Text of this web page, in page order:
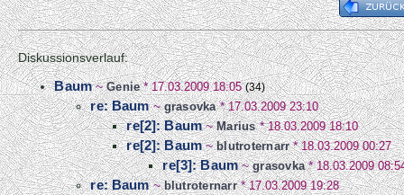
Diskussionsverlauf:
Baum~Genie*17.03.2009 18:05 (34)
re: Baum~grasovka*17.03.2009 23:10
re[2]: Baum~Marius*18.03.2009 18:10
re[2]: Baum~blutroternarr*18.03.2009 00:27
re[3]: Baum~grasovka*18.03.2009
re: Baum~blutroternarr*17.03.2009 19:28